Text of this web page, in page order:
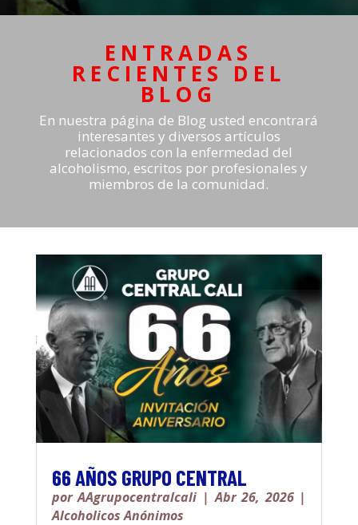
ENTRADAS
RECIENTES DEL
BLOG
En nuestra página de Blog usted encontrará
interesantes y diversos artículos
relacionados con la enfermedad del
alcoholismo, escritos por profesionales y
miembros de la comunidad.
66 AÑOS GRUPO CENTRAL
porAAgrupocentralcali |Abr 26, 2026|
Alcoholicos Anónimos